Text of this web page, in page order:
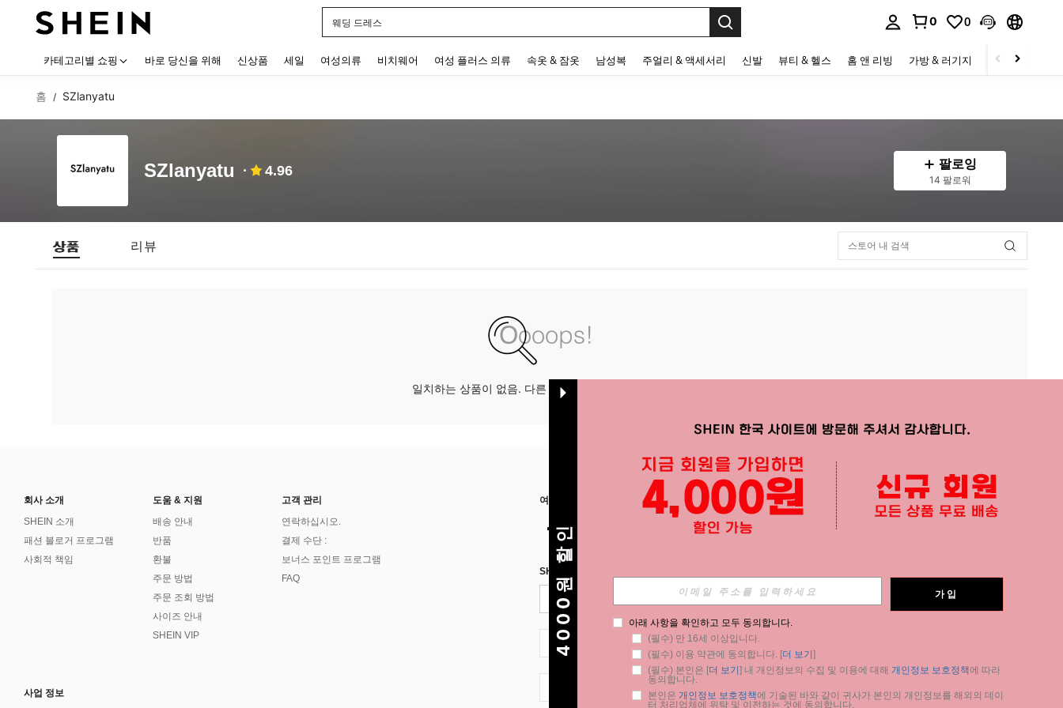
웨딩 드레스
0 0
카테고리별 쇼핑 바로 당신을 위해 신상품 세일 여성의류 비치웨어 여성 플러스 의류 속옷 & 잠옷 남성복 주얼리 & 액세서리 신발 뷰티 & 헬스 홈 앤 리빙 가방 & 러기지 스포츠 & 아웃
홈 / SZlanyatu
SZlanyatu 4.96 팔로잉
14 팔로워
상품 리뷰
일치하는 상품이 없음. 다른 옵션으로 시도하십시오.
회사 소개
SHEIN 소개
패션 블로거 프로그램
사회적 책임
도움 & 지원
배송 안내
반품
환불
주문 방법
주문 조회 방법
사이즈 안내
SHEIN VIP
고객 관리
연락하십시오.
결제 수단 :
보너스 포인트 프로그램
FAQ
사업 정보
여기에서 저희를 찾아주세요 APP
SHEIN STYLE NEWS에 등록하세요.
KR + 82
4000원 할인 가입
아래 사항을 확인하고 모두 동의합니다.
(필수) 만 16세 이상입니다.
(필수) 이용 약관에 동의합니다. [더 보기 ]
(필수) 본인은 [더 보기 ] 내 개인정보의 수집 및 이용에 대해 개인정보 보호정책에 따라
동의합니다.
본인은 개인정보 보호정책에 기술된 바와 같이 귀사가 본인의 개인정보를 해외의 데이
터 처리업체에 위탁 및 이전하는 것에 동의합니다.